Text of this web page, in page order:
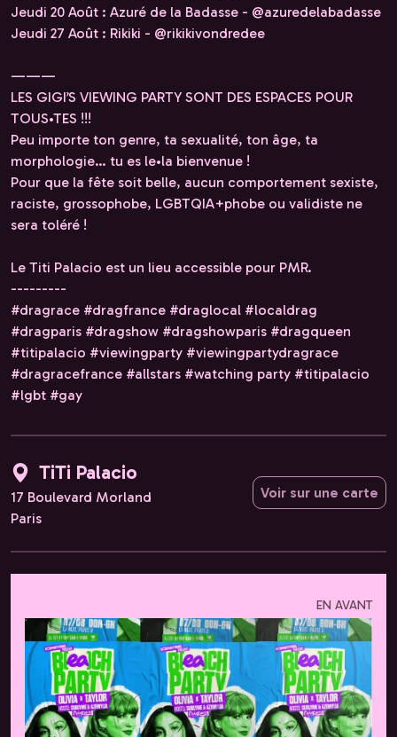
Jeudi 20 Août : Azuré de la Badasse - @azuredelabadasse
Jeudi 27 Août : Rikiki - @rikikivondredee
———
LES GIGI’S VIEWING PARTY SONT DES ESPACES POUR
TOUS•TES !!!
Peu importe ton genre, ta sexualité, ton âge, ta
morphologie… tu es le•la bienvenue !
Pour que la fête soit belle, aucun comportement sexiste,
raciste, grossophobe, LGBTQIA+phobe ou validiste ne
sera toléré !
Le Titi Palacio est un lieu accessible pour PMR.
---------
#dragrace #dragfrance #draglocal #localdrag
#dragparis #dragshow #dragshowparis #dragqueen
#titipalacio #viewingparty #viewingpartydragrace
#dragracefrance #allstars #watching party #titipalacio
#lgbt #gay
TiTi Palacio
17 Boulevard Morland
Paris
Voir sur une carte
EN AVANT